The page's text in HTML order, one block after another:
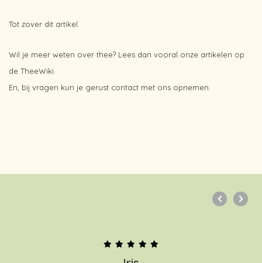
Tot zover dit artikel.
Wil je meer weten over thee? Lees dan vooral onze artikelen op
de TheeWiki.
En, bij vragen kun je gerust contact met ons opnemen.